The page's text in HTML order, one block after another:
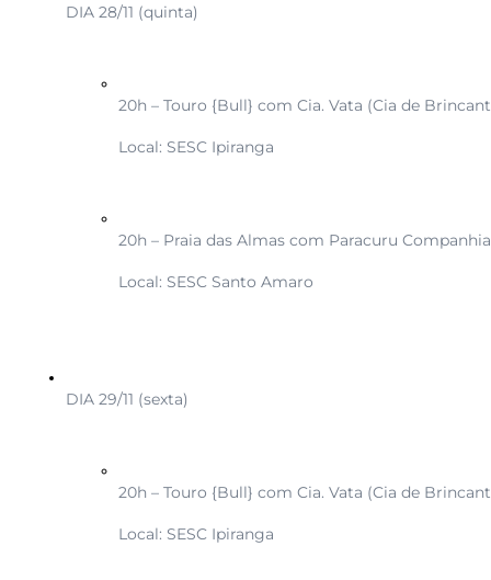
DIA 28/11 (quinta)
20h – Touro {Bull} com Cia. Vata (Cia de
Local: SESC Ipiranga
20h – Praia das Almas com Paracuru
Local: SESC Santo Amaro
DIA 29/11 (sexta)
20h – Touro {Bull} com Cia. Vata (Cia de
Local: SESC Ipiranga